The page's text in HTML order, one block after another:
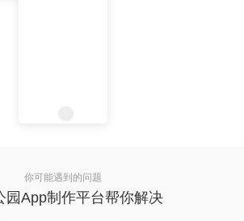
你可能遇到的问题
园App制作平台帮你解决